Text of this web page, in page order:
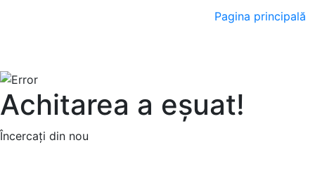
Pagina principală
Achitarea a eșuat!
Încercați din nou